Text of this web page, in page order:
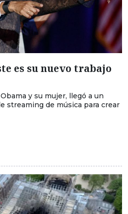
es su nuevo trabajo
y su mujer, llegó a un
streaming de música para crear